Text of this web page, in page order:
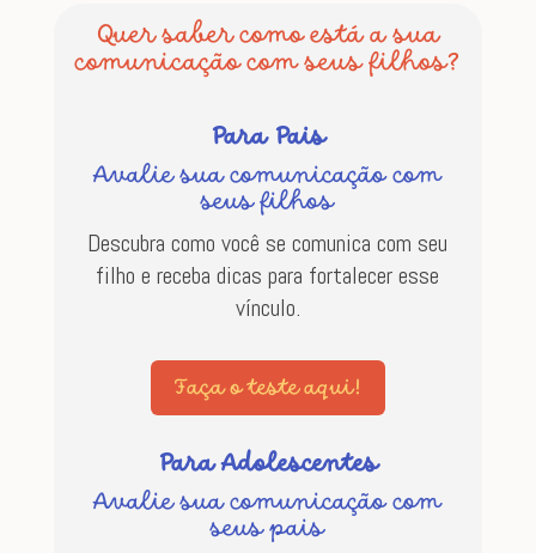
Quer saber como está a sua
comunicação com seus filhos?
Para Pais
Avalie sua comunicação com
seus filhos
Descubra como você se comunica com seu
filho e receba dicas para fortalecer esse
vínculo.
Faça o teste aqui!
Para Adolescentes
Avalie sua comunicação com
seus pais